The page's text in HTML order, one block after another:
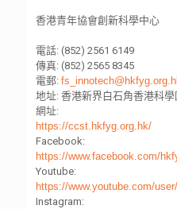
香港青年協會創新科學中心
電話: (852) 2561 6149
傳真: (852) 2565 8345
電郵:
地址: 香港新界白石角香港科
網址:
https://ccst.hkfyg.org.hk/
Facebook:
https://www.facebook.com/
Youtube:
https://www.youtube.com/
Instagram: